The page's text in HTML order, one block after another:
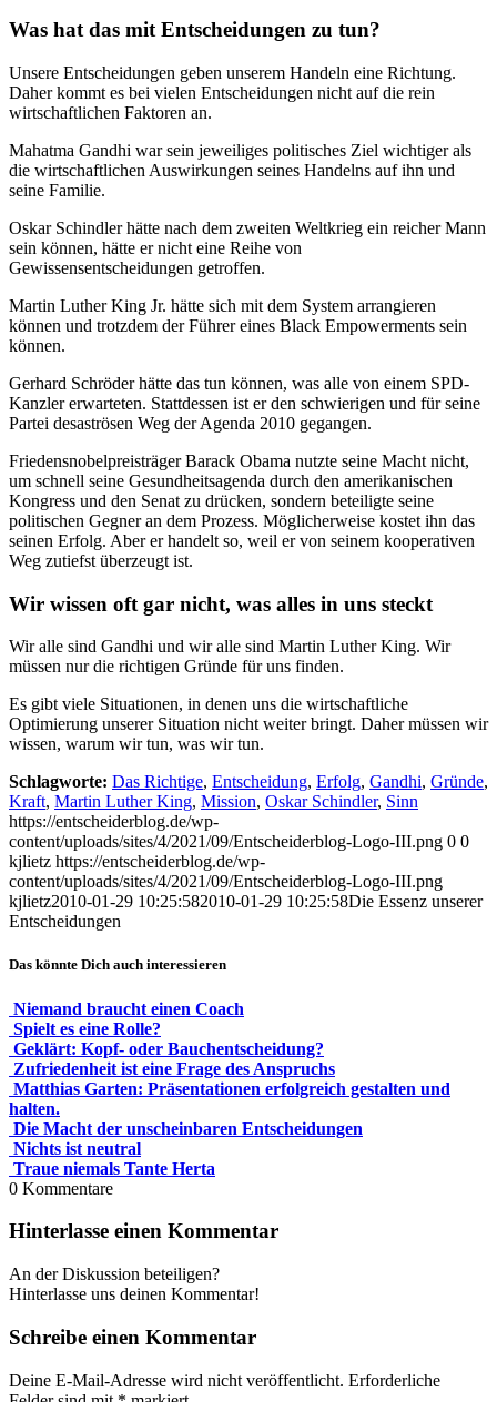
Was hat das mit Entscheidungen zu tun?
Unsere Entscheidungen geben unserem Handeln eine Richtung.
Daher kommt es bei vielen Entscheidungen nicht auf die rein
wirtschaftlichen Faktoren an.
Mahatma Gandhi war sein jeweiliges politisches Ziel wichtiger als
die wirtschaftlichen Auswirkungen seines Handelns auf ihn und
seine Familie.
Oskar Schindler hätte nach dem zweiten Weltkrieg ein reicher Mann
sein können, hätte er nicht eine Reihe von
Gewissensentscheidungen getroffen.
Martin Luther King Jr. hätte sich mit dem System arrangieren
können und trotzdem der Führer eines Black Empowerments sein
können.
Gerhard Schröder hätte das tun können, was alle von einem SPD-
Kanzler erwarteten. Stattdessen ist er den schwierigen und für seine
Partei desaströsen Weg der Agenda 2010 gegangen.
Friedensnobelpreisträger Barack Obama nutzte seine Macht nicht,
um schnell seine Gesundheitsagenda durch den amerikanischen
Kongress und den Senat zu drücken, sondern beteiligte seine
politischen Gegner an dem Prozess. Möglicherweise kostet ihn das
seinen Erfolg. Aber er handelt so, weil er von seinem kooperativen
Weg zutiefst überzeugt ist.
Wir wissen oft gar nicht, was alles in uns steckt
Wir alle sind Gandhi und wir alle sind Martin Luther King. Wir
müssen nur die richtigen Gründe für uns finden.
Es gibt viele Situationen, in denen uns die wirtschaftliche
Optimierung unserer Situation nicht weiter bringt. Daher müssen wir
wissen, warum wir tun, was wir tun.
Schlagworte: Das Richtige, Entscheidung, Erfolg, Gandhi, Gründe,
Kraft, Martin Luther King, Mission, Oskar Schindler, Sinn
https://entscheiderblog.de/wp-
content/uploads/sites/4/2021/09/Entscheiderblog-Logo-III.png 0 0
kjlietz https://entscheiderblog.de/wp-
content/uploads/sites/4/2021/09/Entscheiderblog-Logo-III.png
kjlietz2010-01-29 10:25:582010-01-29 10:25:58Die Essenz unserer
Entscheidungen
Das könnte Dich auch interessieren
Niemand braucht einen Coach
Spielt es eine Rolle?
Geklärt: Kopf- oder Bauchentscheidung?
Zufriedenheit ist eine Frage des Anspruchs
Matthias Garten: Präsentationen erfolgreich gestalten und
halten.
Die Macht der unscheinbaren Entscheidungen
Nichts ist neutral
Traue niemals Tante Herta
0 Kommentare
Hinterlasse einen Kommentar
An der Diskussion beteiligen?
Hinterlasse uns deinen Kommentar!
Schreibe einen Kommentar
Deine E-Mail-Adresse wird nicht veröffentlicht. Erforderliche